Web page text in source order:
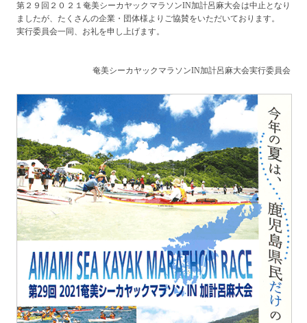
第２９回２０２１奄美シーカヤックマラソンIN加計呂麻大会は中止となり
ましたが、たくさんの企業・団体様よりご協賛をいただいております。
実行委員会一同、お礼を申し上げます。
奄美シーカヤックマラソンIN加計呂麻大会実行委員会